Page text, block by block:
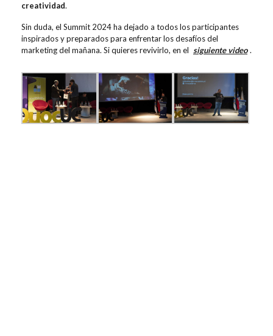
creatividad.
Sin duda, el Summit 2024 ha dejado a todos los participantes
inspirados y preparados para enfrentar los desafíos del
marketing del mañana. Si quieres revivirlo, en el siguiente video .